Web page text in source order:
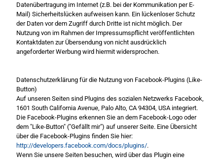
Datenübertragung im Internet (z.B. bei der Kommunikation per E-
Mail) Sicherheitslücken aufweisen kann. Ein lückenloser Schutz
der Daten vor dem Zugriff durch Dritte ist nicht möglich. Der
Nutzung von im Rahmen der Impressumspflicht veröffentlichten
Kontaktdaten zur Übersendung von nicht ausdrücklich
angeforderter Werbung wird hiermit widersprochen.
Datenschutzerklärung für die Nutzung von Facebook-Plugins (Like-
Button)
Auf unseren Seiten sind Plugins des sozialen Netzwerks Facebook,
1601 South California Avenue, Palo Alto, CA 94304, USA integriert.
Die Facebook-Plugins erkennen Sie an dem Facebook-Logo oder
dem "Like-Button" ("Gefällt mir") auf unserer Seite. Eine Übersicht
über die Facebook-Plugins finden Sie hier:
http://developers.facebook.com/docs/plugins/.
Wenn Sie unsere Seiten besuchen, wird über das Plugin eine